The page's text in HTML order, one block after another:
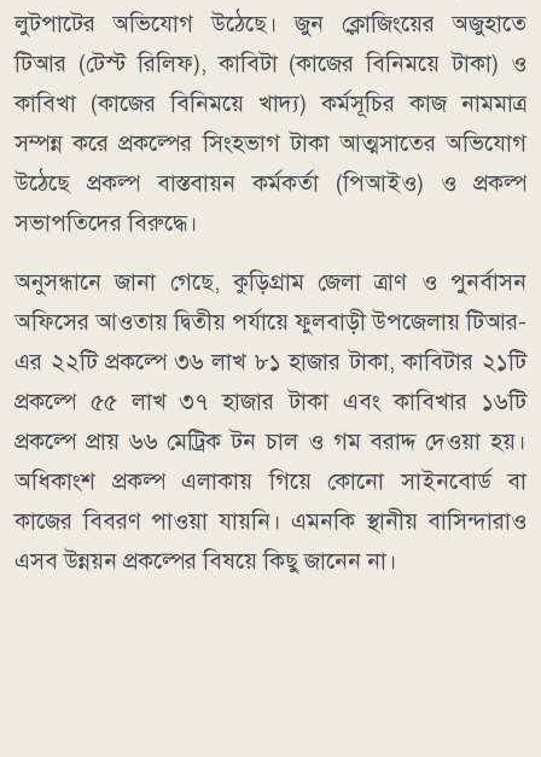
লুটপাটের অভিযোগ উঠেছে। জুন ক্লোজিংয়ের অজুহাতে
টিআর (টেস্ট রিলিফ), কাবিটা (কাজের বিনিময়ে টাকা) ও
কাবিখা (কাজের বিনিময়ে খাদ্য) কর্মসূচির কাজ নামমাত্র
সম্পন্ন করে প্রকল্পের সিংহভাগ টাকা আত্মসাতের অভিযোগ
উঠেছে প্রকল্প বাস্তবায়ন কর্মকর্তা (পিআইও) ও প্রকল্প
সভাপতিদের বিরুদ্ধে।
অনুসন্ধানে জানা গেছে, কুড়িগ্রাম জেলা ত্রাণ ও পুনর্বাসন
অফিসের আওতায় দ্বিতীয় পর্যায়ে ফুলবাড়ী উপজেলায় টিআর-
এর ২২টি প্রকল্পে ৩৬ লাখ ৮১ হাজার টাকা, কাবিটার ২১টি
প্রকল্পে ৫৫ লাখ ৩৭ হাজার টাকা এবং কাবিখার ১৬টি
প্রকল্পে প্রায় ৬৬ মেট্রিক টন চাল ও গম বরাদ্দ দেওয়া হয়।
অধিকাংশ প্রকল্প এলাকায় গিয়ে কোনো সাইনবোর্ড বা
কাজের বিবরণ পাওয়া যায়নি। এমনকি স্থানীয় বাসিন্দারাও
এসব উন্নয়ন প্রকল্পের বিষয়ে কিছু জানেন না।